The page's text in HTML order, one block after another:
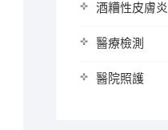
酒糟性皮膚炎
醫療檢測
醫院照護